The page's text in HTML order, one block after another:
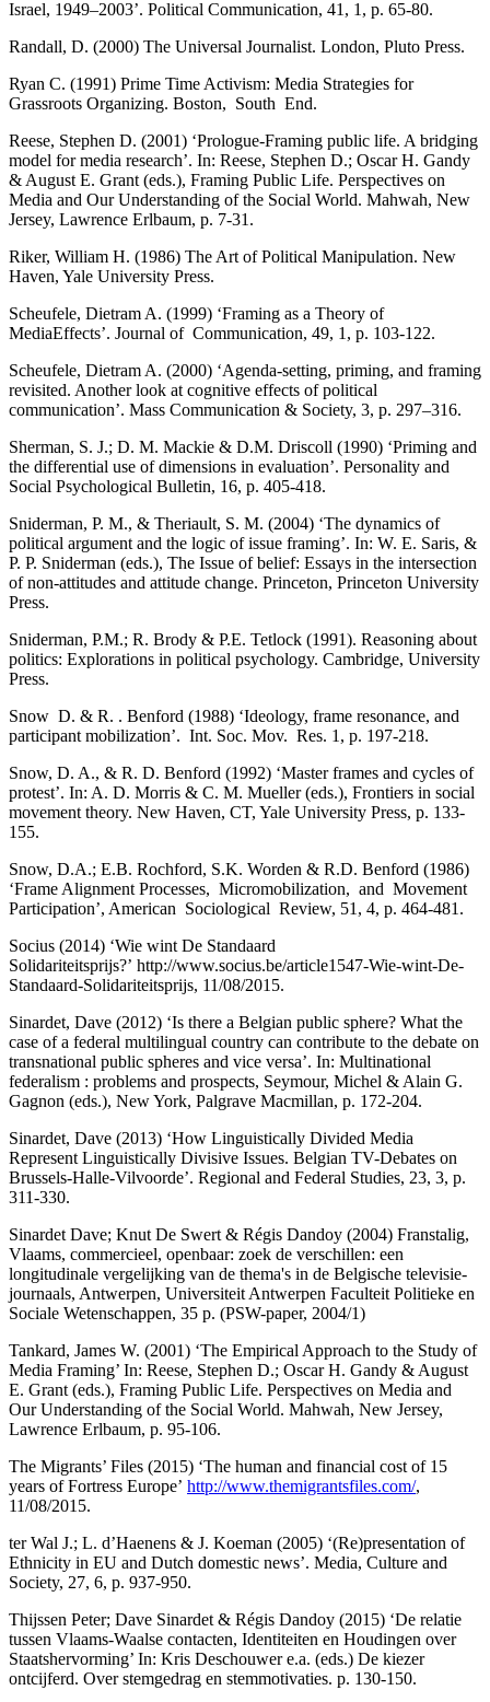
Israel, 1949–2003’. Political Communication, 41, 1, p. 65-80.
Randall, D. (2000) The Universal Journalist. London, Pluto Press.
Ryan C. (1991) Prime Time Activism: Media Strategies for
Grassroots Organizing. Boston, South End.
Reese, Stephen D. (2001) ‘Prologue-Framing public life. A bridging
model for media research’. In: Reese, Stephen D.; Oscar H. Gandy
& August E. Grant (eds.), Framing Public Life. Perspectives on
Media and Our Understanding of the Social World. Mahwah, New
Jersey, Lawrence Erlbaum, p. 7-31.
Riker, William H. (1986) The Art of Political Manipulation. New
Haven, Yale University Press.
Scheufele, Dietram A. (1999) ‘Framing as a Theory of
MediaEffects’. Journal of Communication, 49, 1, p. 103-122.
Scheufele, Dietram A. (2000) ‘Agenda-setting, priming, and framing
revisited. Another look at cognitive effects of political
communication’. Mass Communication & Society, 3, p. 297–316.
Sherman, S. J.; D. M. Mackie & D.M. Driscoll (1990) ‘Priming and
the differential use of dimensions in evaluation’. Personality and
Social Psychological Bulletin, 16, p. 405-418.
Sniderman, P. M., & Theriault, S. M. (2004) ‘The dynamics of
political argument and the logic of issue framing’. In: W. E. Saris, &
P. P. Sniderman (eds.), The Issue of belief: Essays in the intersection
of non-attitudes and attitude change. Princeton, Princeton University
Press.
Sniderman, P.M.; R. Brody & P.E. Tetlock (1991). Reasoning about
politics: Explorations in political psychology. Cambridge, University
Press.
Snow D. & R. . Benford (1988) ‘Ideology, frame resonance, and
participant mobilization’. Int. Soc. Mov. Res. 1, p. 197-218.
Snow, D. A., & R. D. Benford (1992) ‘Master frames and cycles of
protest’. In: A. D. Morris & C. M. Mueller (eds.), Frontiers in social
movement theory. New Haven, CT, Yale University Press, p. 133-
155.
Snow, D.A.; E.B. Rochford, S.K. Worden & R.D. Benford (1986)
‘Frame Alignment Processes, Micromobilization, and Movement
Participation’, American Sociological Review, 51, 4, p. 464-481.
Socius (2014) ‘Wie wint De Standaard
Solidariteitsprijs?’ http://www.socius.be/article1547-Wie-wint-De-
Standaard-Solidariteitsprijs, 11/08/2015.
Sinardet, Dave (2012) ‘Is there a Belgian public sphere? What the
case of a federal multilingual country can contribute to the debate on
transnational public spheres and vice versa’. In: Multinational
federalism : problems and prospects, Seymour, Michel & Alain G.
Gagnon (eds.), New York, Palgrave Macmillan, p. 172-204.
Sinardet, Dave (2013) ‘How Linguistically Divided Media
Represent Linguistically Divisive Issues. Belgian TV-Debates on
Brussels-Halle-Vilvoorde’. Regional and Federal Studies, 23, 3, p.
311-330.
Sinardet Dave; Knut De Swert & Régis Dandoy (2004) Franstalig,
Vlaams, commercieel, openbaar: zoek de verschillen: een
longitudinale vergelijking van de thema's in de Belgische televisie-
journaals, Antwerpen, Universiteit Antwerpen Faculteit Politieke en
Sociale Wetenschappen, 35 p. (PSW-paper, 2004/1)
Tankard, James W. (2001) ‘The Empirical Approach to the Study of
Media Framing’ In: Reese, Stephen D.; Oscar H. Gandy & August
E. Grant (eds.), Framing Public Life. Perspectives on Media and
Our Understanding of the Social World. Mahwah, New Jersey,
Lawrence Erlbaum, p. 95-106.
The Migrants’ Files (2015) ‘The human and financial cost of 15
years of Fortress Europe’ http://www.themigrantsfiles.com/,
11/08/2015.
ter Wal J.; L. d’Haenens & J. Koeman (2005) ‘(Re)presentation of
Ethnicity in EU and Dutch domestic news’. Media, Culture and
Society, 27, 6, p. 937-950.
Thijssen Peter; Dave Sinardet & Régis Dandoy (2015) ‘De relatie
tussen Vlaams-Waalse contacten, Identiteiten en Houdingen over
Staatshervorming’ In: Kris Deschouwer e.a. (eds.) De kiezer
ontcijferd. Over stemgedrag en stemmotivaties. p. 130-150.